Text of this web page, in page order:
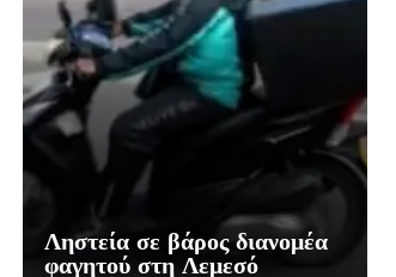
Ληστεία σε βάρος διανομέα
φαγητού στη Λεμεσό